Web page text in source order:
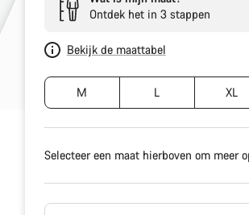
Ontdek het in 3 stappen
Bekijk de maattabel
M L XL
Selecteer een maat hierboven om meer